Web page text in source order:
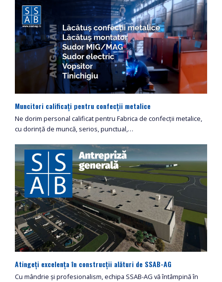
Muncitori calificați pentru confecții metalice
Ne dorim personal calificat pentru Fabrica de confecții metalice,
cu dorință de muncă, serios, punctual,…
Atingeți excelența în construcții alături de SSAB-AG
Cu mândrie și profesionalism, echipa SSAB-AG vă întâmpină în